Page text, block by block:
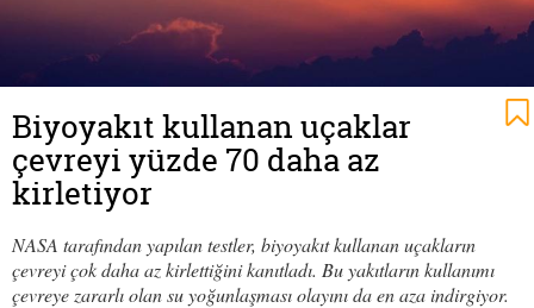
Biyoyakıt kullanan uçaklar
çevreyi yüzde 70 daha az
kirletiyor
NASA tarafından yapılan testler, biyoyakıt kullanan uçakların
çevreyi çok daha az kirlettiğini kanıtladı. Bu yakıtların kullanımı
çevreye zararlı olan su yoğunlaşması olayını da en aza indirgiyor.